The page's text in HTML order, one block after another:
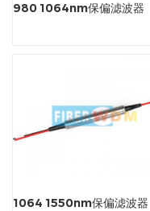
980 1064nm保偏滤波器
1064 1550nm保偏滤波器